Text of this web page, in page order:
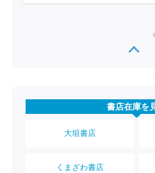
書店在庫を
大垣書店
くまざわ書店